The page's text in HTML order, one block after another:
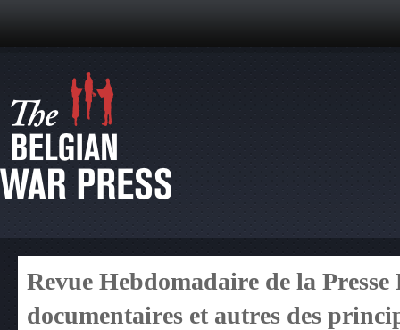
Revue Hebdomadaire de la
documentaires et autres des